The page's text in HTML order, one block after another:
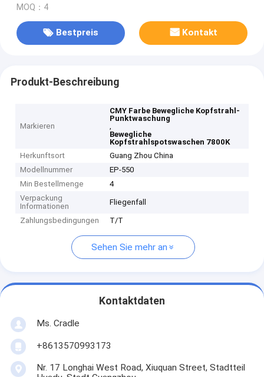
MOQ：4
Bestpreis Kontakt
Produkt-Beschreibung
Markieren
CMY Farbe Bewegliche Kopfstrahl-
Punktwaschung
,
Bewegliche
Kopfstrahlspotswaschen 7800K
Herkunftsort
Guang Zhou China
Modellnummer
EP-550
Min Bestellmenge
4
Verpackung
Informationen
Fliegenfall
Zahlungsbedingungen T/T
Sehen Sie mehr an
Kontaktdaten
Ms. Cradle
+8613570993173
Nr. 17 Longhai West Road, Xiuquan Street, Stadtteil